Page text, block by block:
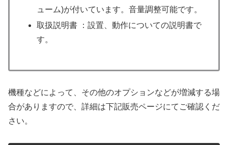
ューム)が付いています。音量調整可能です。
取扱説明書 ：設置、動作についての説明書で
す。
機種などによって、その他のオプションなどが増減する場
合がありますので、詳細は下記販売ページにてご確認くだ
さい。